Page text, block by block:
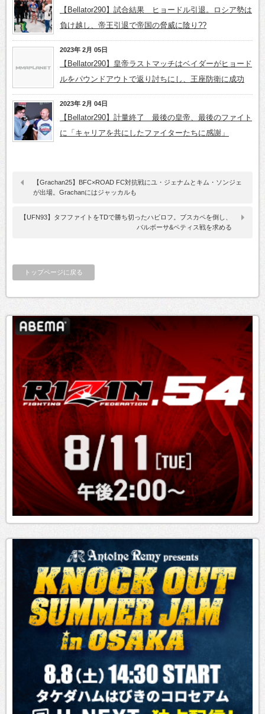
【Bellator290】試合結果 ヒョードル引退。ロシア勢は
負け越し、帝王引退で帝国の脅威に陰り??
2023年 2月 05日
【Bellator290】皇帝ラストマッチはベイダーがヒョード
ルをパウンドアウトで返り討ちにし、王座防衛に成功
2023年 2月 04日
【Bellator290】計量終了 最後の皇帝、最後のファイト
に「キャリアを共にしたファイターたちに感謝」
【Grachan25】BFC×ROAD FC対抗戦にユ・ジェナムとキム・ソンジェ
が出場。Grachanにはジャッカルも
【UFN93】タフファイトをTDで勝ち切ったハビロフ。ブスカペを倒し、
バルボーサ&ペティス戦を求める
トップページに戻る